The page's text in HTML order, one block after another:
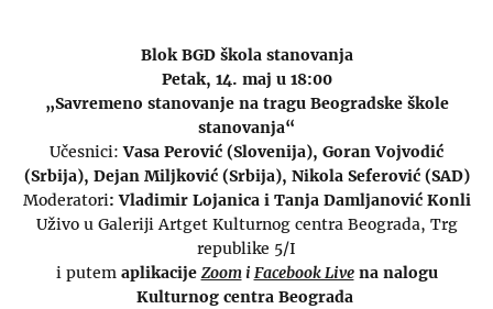
Blok BGD škola stanovanja
Petak, 14. maj u 18:00
„Savremeno stanovanje na tragu Beogradske škole
stanovanja“
Učesnici:Vasa Perović (Slovenija), Goran Vojvodić
(Srbija), Dejan Miljković (Srbija), Nikola Seferović (SAD)
Moderatori: Vladimir Lojanica i Tanja Damljanović Konli
Uživo u Galeriji Artget Kulturnog centra Beograda, Trg
republike 5/I
i putem aplikacije Zoomi Facebook Livena nalogu
Kulturnog centra Beograda